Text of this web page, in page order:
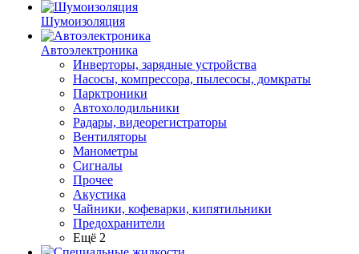
Шумоизоляция
Автоэлектроника
Инверторы, зарядные устройства
Насосы, компрессора, пылесосы, домкраты
Парктроники
Автохолодильники
Радары, видеорегистраторы
Вентиляторы
Манометры
Сигналы
Прочее
Акустика
Чайники, кофеварки, кипятильники
Предохранители
Ещё 2